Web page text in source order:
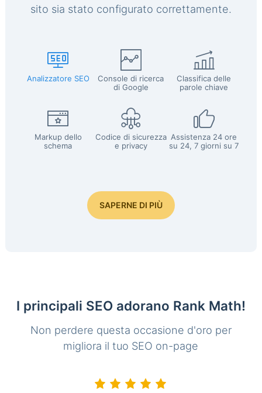
sito sia stato configurato correttamente.
Analizzatore SEO
Console di ricerca
di Google
Classifica delle
parole chiave
Markup dello
schema
Codice di sicurezza
e privacy
Assistenza 24 ore
su 24, 7 giorni su 7
SAPERNE DI PIÙ
I principali SEO adorano Rank Math!
Non perdere questa occasione d'oro per
migliora il tuo SEO on-page